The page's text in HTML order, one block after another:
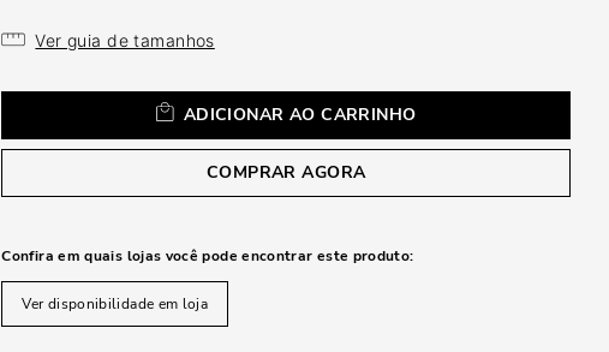
Ver guia de tamanhos
ADICIONAR AO CARRINHO
COMPRAR AGORA
Confira em quais lojas você pode encontrar este produto:
Ver disponibilidade em loja